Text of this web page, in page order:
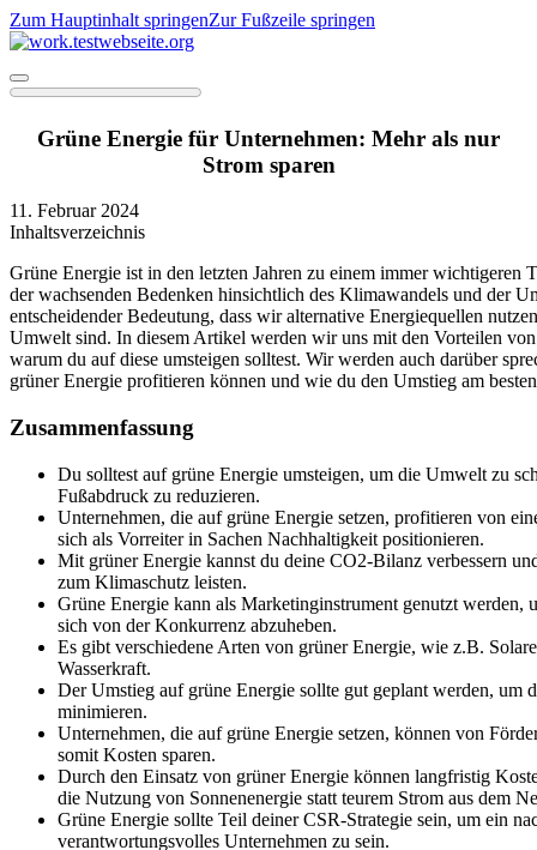
Zum Hauptinhalt springenZur Fußzeile springen
Grüne Energie für Unternehmen: Mehr als nur
Strom sparen
11. Februar 2024
Inhaltsverzeichnis
Grüne Energie ist in den letzten Jahren zu einem immer wichtigeren
der wachsenden Bedenken hinsichtlich des Klimawandels und der
entscheidender Bedeutung, dass wir alternative Energiequellen
Umwelt sind. In diesem Artikel werden wir uns mit den Vorteilen
warum du auf diese umsteigen solltest. Wir werden auch darüber
grüner Energie profitieren können und wie du den Umstieg am
Zusammenfassung
Du solltest auf grüne Energie umsteigen, um die Umwelt zu
Fußabdruck zu reduzieren.
Unternehmen, die auf grüne Energie setzen, profitieren von
sich als Vorreiter in Sachen Nachhaltigkeit positionieren.
Mit grüner Energie kannst du deine CO2-Bilanz verbessern
zum Klimaschutz leisten.
Grüne Energie kann als Marketinginstrument genutzt werden,
sich von der Konkurrenz abzuheben.
Es gibt verschiedene Arten von grüner Energie, wie z.B.
Wasserkraft.
Der Umstieg auf grüne Energie sollte gut geplant werden, um
minimieren.
Unternehmen, die auf grüne Energie setzen, können von
somit Kosten sparen.
Durch den Einsatz von grüner Energie können langfristig
die Nutzung von Sonnenenergie statt teurem Strom aus dem
Grüne Energie sollte Teil deiner CSR-Strategie sein, um ein
verantwortungsvolles Unternehmen zu sein.